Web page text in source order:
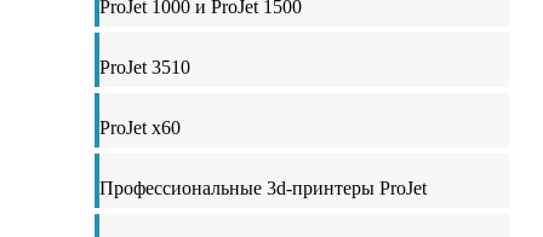
ProJet 1000 и ProJet 1500
ProJet 3510
ProJet x60
Профессиональные 3d-принтеры ProJet